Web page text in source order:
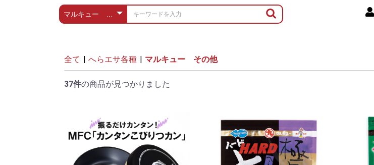
全て へらエサ各種 マルキュー その他
37件の商品が見つかりました